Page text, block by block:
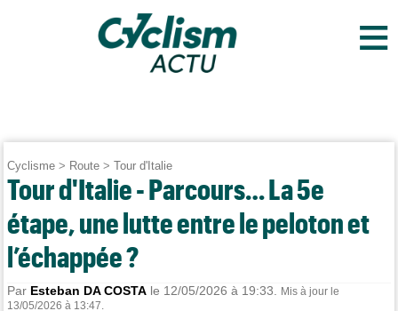
≡
Cyclisme > Route >Tour d'Italie
Tour d'Italie - Parcours… La 5e
étape, une lutte entre le peloton et
l’échappée ?
Par Esteban DA COSTA le 12/05/2026 à 19:33.
Mis à jour le
13/05/2026 à 13:47.